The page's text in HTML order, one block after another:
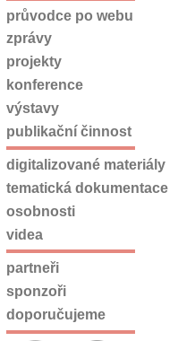
průvodce po webu
zprávy
projekty
konference
výstavy
publikační činnost
digitalizované materiály
tematická dokumentace
osobnosti
videa
partneři
sponzoři
doporučujeme